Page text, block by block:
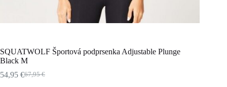
SQUATWOLF Športová podprsenka Adjustable Plunge
Black M
67,95€
Pôvodná
54,95 €Aktuálna